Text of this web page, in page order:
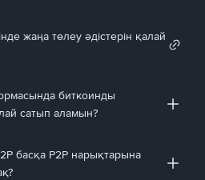
жаңа төлеу әдістерін қалай
биткоинды
сатып аламын?
басқа P2P нарықтарына